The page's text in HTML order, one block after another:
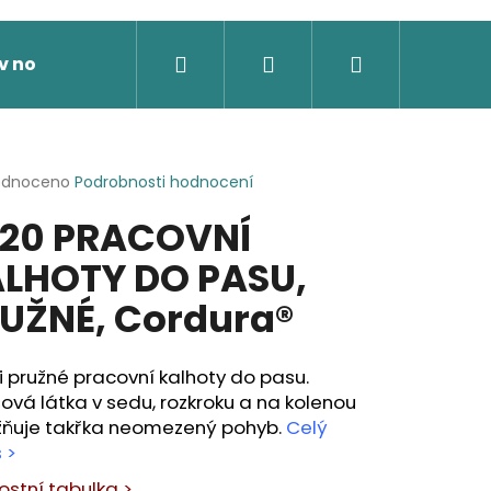
Výprodej Dárkové poukazy
Přihlášení
Podrobnosti hodnocení
PRACOVNÍ
DO PASU,
Cordura®
pružné pracovní kalhoty do pasu.
látka v sedu, rozkroku a na kolenou
takřka neomezený pohyb. Celý